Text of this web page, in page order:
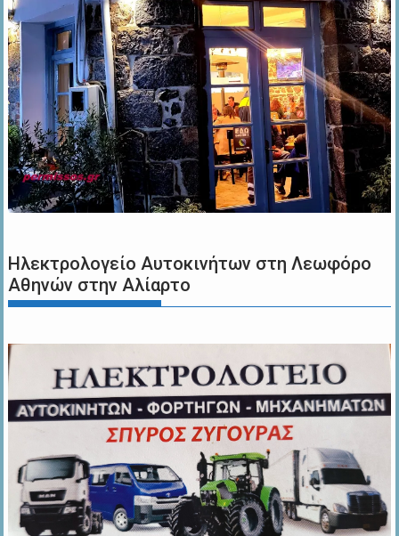
Ηλεκτρολογείο Αυτοκινήτων στη Λεωφόρο
Αθηνών στην Αλίαρτο